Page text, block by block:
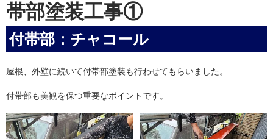
帯部塗装工事①
付帯部：チャコール
屋根、外壁に続いて付帯部塗装も行わせてもらいました。
付帯部も美観を保つ重要なポイントです。